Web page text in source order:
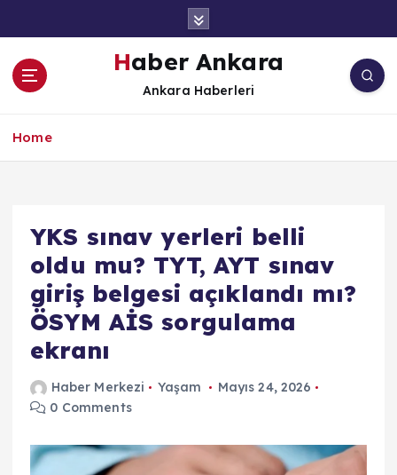
Haber Ankara
Ankara Haberleri
Home
YKS sınav yerleri belli
oldu mu? TYT, AYT sınav
giriş belgesi açıklandı mı?
ÖSYM AİS sorgulama
ekranı
Haber Merkezi Yaşam
Mayıs 24, 2026
0 Comments